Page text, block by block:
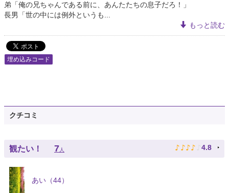
弟「俺の兄ちゃんである前に、あんたたちの息子だろ！」
長男「世の中には例外というも...
もっと読む
埋め込みコード
クチコミ
観たい！ 7人 ♪ ♪ ♪ ♪ ♪ 4.8
あい（44）